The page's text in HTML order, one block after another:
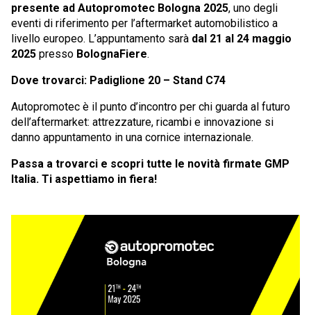
presente ad Autopromotec Bologna 2025, uno degli
eventi di riferimento per l’aftermarket automobilistico a
livello europeo. L’appuntamento sarà dal 21 al 24 maggio
2025 presso BolognaFiere.
Dove trovarci: Padiglione 20 – Stand C74
Autopromotec è il punto d’incontro per chi guarda al futuro
dell’aftermarket: attrezzature, ricambi e innovazione si
danno appuntamento in una cornice internazionale.
Passa a trovarci e scopri tutte le novità firmate GMP
Italia. Ti aspettiamo in fiera!